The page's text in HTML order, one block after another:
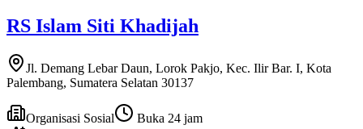
RS Islam Siti Khadijah
Jl. Demang Lebar Daun, Lorok Pakjo, Kec. Ilir Bar. I, Kota
Palembang, Sumatera Selatan 30137
Organisasi Sosial
Buka 24 jam